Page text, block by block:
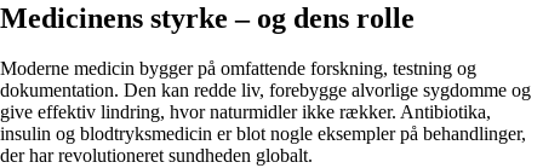
Medicinens styrke – og dens rolle
Moderne medicin bygger på omfattende forskning, testning og
dokumentation. Den kan redde liv, forebygge alvorlige sygdomme og
give effektiv lindring, hvor naturmidler ikke rækker. Antibiotika,
insulin og blodtryksmedicin er blot nogle eksempler på behandlinger,
der har revolutioneret sundheden globalt.